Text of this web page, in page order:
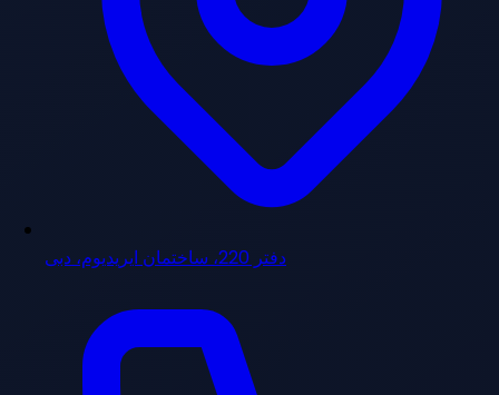
دفتر 220، ساختمان ایریدیوم، دبی